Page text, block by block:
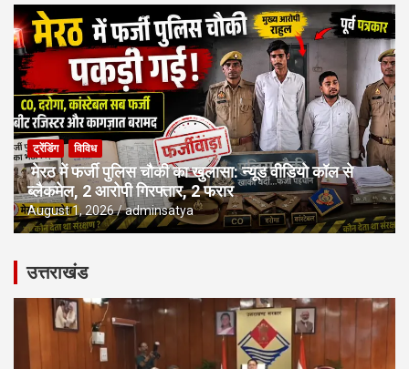
ट्रेंडिंग विविध
मेरठ में फर्जी पुलिस चौकी का खुलासा: न्यूड वीडियो कॉल से
ब्लैकमेल, 2 आरोपी गिरफ्तार, 2 फरार
August 1, 2026 adminsatya
उत्तराखंड